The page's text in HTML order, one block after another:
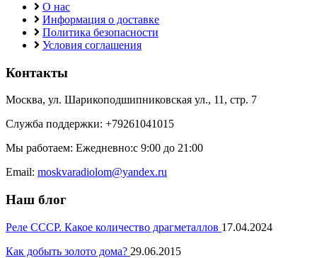
О нас
Информация о доставке
Политика безопасности
Условия соглашения
Контакты
Москва, ул. Шарикоподшипниковская ул., 11, стр. 7
Служба поддержки: +79261041015
Мы работаем: Ежедневно:с 9:00 до 21:00
Email: moskvaradiolom@yandex.ru
Наш блог
Реле СССР. Какое количество драгметаллов 17.04.2024
Как добыть золото дома? 29.06.2015